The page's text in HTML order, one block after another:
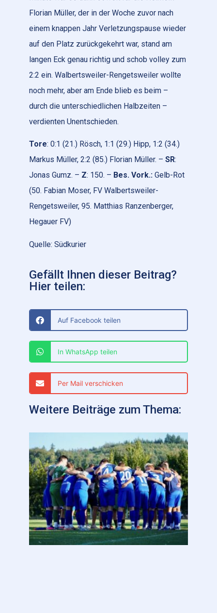
Florian Müller, der in der Woche zuvor nach
einem knappen Jahr Verletzungspause wieder
auf den Platz zurückgekehrt war, stand am
langen Eck genau richtig und schob volley zum
2:2 ein. Walbertsweiler-Rengetsweiler wollte
noch mehr, aber am Ende blieb es beim –
durch die unterschiedlichen Halbzeiten –
verdienten Unentschieden.
Tore: 0:1 (21.) Rösch, 1:1 (29.) Hipp, 1:2 (34.)
Markus Müller, 2:2 (85.) Florian Müller. – SR:
Jonas Gumz. – Z: 150. – Bes. Vork.: Gelb-Rot
(50. Fabian Moser, FV Walbertsweiler-
Rengetsweiler, 95. Matthias Ranzenberger,
Hegauer FV)
Quelle: Südkurier
Gefällt Ihnen dieser Beitrag?
Hier teilen:
Auf Facebook teilen
In WhatsApp teilen
Per Mail verschicken
Weitere Beiträge zum Thema: